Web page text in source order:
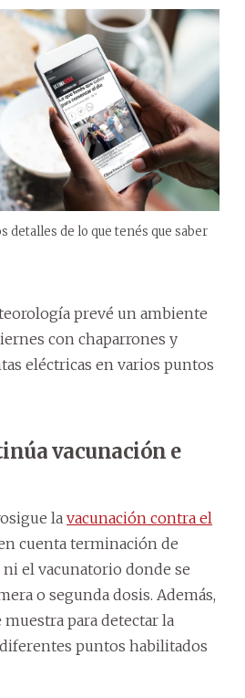
detalles de lo que tenés que saber
prevé un ambiente
con chaparrones y
eléctricas en varios puntos
vacunación e
lavacunación contra el
cuenta terminación de
el vacunatorio donde se
o segunda dosis. Además,
para detectar la
puntos habilitados